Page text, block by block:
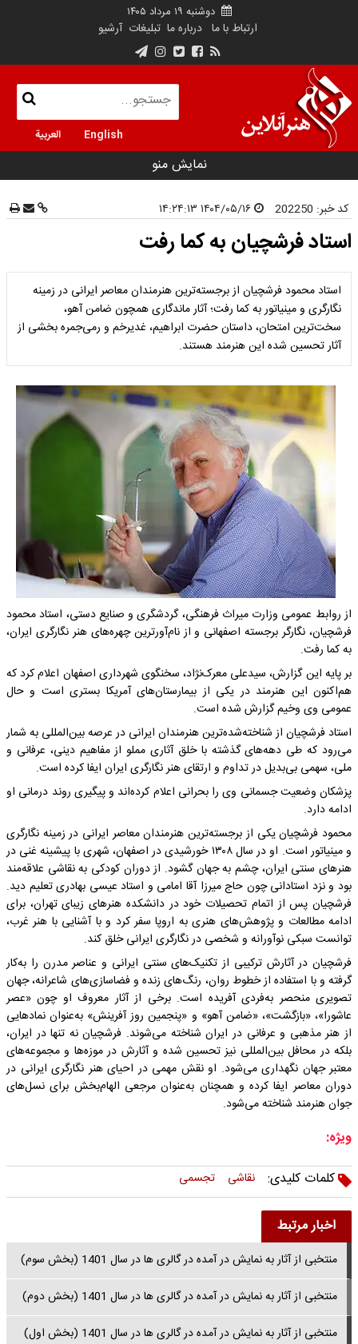
دوشنبه ۱۹ مرداد ۱۴۰۵
ارتباط با ما درباره ما تبلیغات آرشیو
English العربية
نمایش منو
کد خبر: 202250
استاد فرشچیان به کما رفت
استاد محمود فرشچیان از برجسته‌ترین هنرمندان معاصر ایرانی در زمینه
نگارگری و مینیاتور به کما رفت؛ آثار ماندگاری همچون ضامن آهو،
سخت‌ترین امتحان، داستان حضرت ابراهیم، غدیرخم و رمی‌جمره بخشی از
آثار تحسین شده این هنرمند هستند.
از روابط عمومی وزارت میراث فرهنگی، گردشگری و صنایع دستی، استاد محمود
فرشچیان، نگارگر برجسته اصفهانی و از نام‌آورترین چهره‌های هنر نگارگری ایران،
به کما رفت.
بر پایه این گزارش، سیدعلی معرک‌نژاد، سخنگوی شهرداری اصفهان اعلام کرد که
هم‌اکنون این هنرمند در یکی از بیمارستان‌های آمریکا بستری است و حال
عمومی وی وخیم گزارش شده است.
استاد فرشچیان از شناخته‌شده‌ترین هنرمندان ایرانی در عرصه بین‌المللی به شمار
می‌رود که طی دهه‌های گذشته با خلق آثاری مملو از مفاهیم دینی، عرفانی و
ملی، سهمی بی‌بدیل در تداوم و ارتقای هنر نگارگری ایران ایفا کرده است.
پزشکان وضعیت جسمانی وی را بحرانی اعلام کرده‌اند و پیگیری روند درمانی او
ادامه دارد.
محمود فرشچیان یکی از برجسته‌ترین هنرمندان معاصر ایرانی در زمینه نگارگری
و مینیاتور است. او در سال ۱۳۰۸ خورشیدی در اصفهان، شهری با پیشینه غنی در
هنرهای سنتی ایران، چشم به جهان گشود. از دوران کودکی به نقاشی علاقه‌مند
بود و نزد استادانی چون حاج میرزا آقا امامی و استاد عیسی بهادری تعلیم دید.
فرشچیان پس از اتمام تحصیلات خود در دانشکده هنرهای زیبای تهران، برای
ادامه مطالعات و پژوهش‌های هنری به اروپا سفر کرد و با آشنایی با هنر غرب،
توانست سبکی نوآورانه و شخصی در نگارگری ایرانی خلق کند.
فرشچیان در آثارش ترکیبی از تکنیک‌های سنتی ایرانی و عناصر مدرن را به‌کار
گرفته و با استفاده از خطوط روان، رنگ‌های زنده و فضاسازی‌های شاعرانه، جهان
تصویری منحصر به‌فردی آفریده است. برخی از آثار معروف او چون «عصر
عاشورا»، «بازگشت»، «ضامن آهو» و «پنجمین روز آفرینش» به‌عنوان نمادهایی
از هنر مذهبی و عرفانی در ایران شناخته می‌شوند. فرشچیان نه تنها در ایران،
بلکه در محافل بین‌المللی نیز تحسین شده و آثارش در موزه‌ها و مجموعه‌های
معتبر جهان نگهداری می‌شود. او نقش مهمی در احیای هنر نگارگری ایرانی در
دوران معاصر ایفا کرده و همچنان به‌عنوان مرجعی الهام‌بخش برای نسل‌های
جوان هنرمند شناخته می‌شود.
ویژه:
کلمات کلیدی:
نقاشی تجسمی
اخبار مرتبط
منتخبی از آثار به نمایش در آمده در گالری ها در سال 1401 (بخش سوم)
منتخبی از آثار به نمایش در آمده در گالری ها در سال 1401 (بخش دوم)
منتخبی از آثار به نمایش در آمده در گالری ها در سال 1401 (بخش اول)